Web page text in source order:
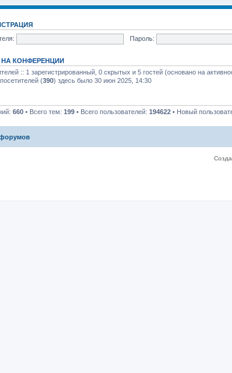
Пароль:
КОНФЕРЕНЦИИ
:: 1 зарегистрированный, 0 скрытых и 5 гостей (основано на
(390) здесь было 30 июн 2025, 14:30
660 • Всего тем: 199 • Всего пользователей: 194622 • Новый